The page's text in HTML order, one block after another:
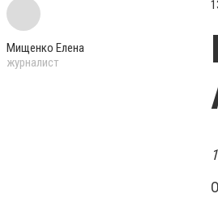
Мищенко Елена
журналист